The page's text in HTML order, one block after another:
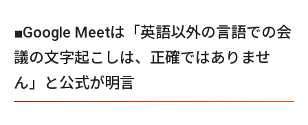
■Google Meetは「英語以外の言語での会
議の文字起こしは、正確ではありませ
ん」と公式が明言